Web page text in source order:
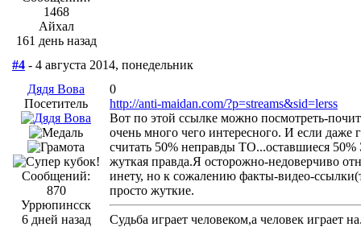
1468
Айхал
161 день назад
#4 - 4 августа 2014, понедельник
Дядя Вова
Посетитель
Сообщений:
870
Уррюпинсск
6 дней назад
0
http://anti-maidan.com/?p=streams&sid=lerss
Вот по этой ссылке можно посмотреть-
очень много чего интересного. И если даже
считать 50% неправды ТО...оставшиеся
жуткая правда.Я осторожно-недоверчиво
инету, но к сожалению факты-видео-
просто жуткие.
Судьба играет человеком,а человек играет